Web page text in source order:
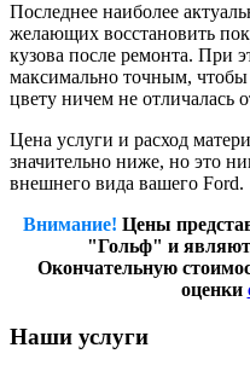
Последнее наиболее
желающих восстановить
кузова после ремонта. При
максимально точным, чтобы
цвету ничем не отличалась
Цена услуги и расход
значительно ниже, но это
внешнего вида вашего Ford.
Внимание! Цены
"Гольф" и
Окончательную
оценки
Наши услуги